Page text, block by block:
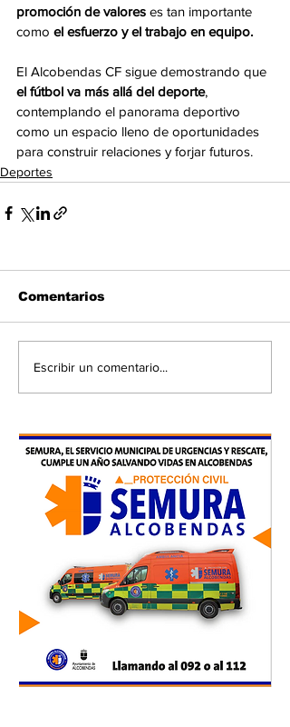
promoción de valores es tan importante
como el esfuerzo y el trabajo en equipo.
El Alcobendas CF sigue demostrando que
el fútbol va más allá del deporte,
contemplando el panorama deportivo
como un espacio lleno de oportunidades
para construir relaciones y forjar futuros.
Deportes
Comentarios
Escribir un comentario...